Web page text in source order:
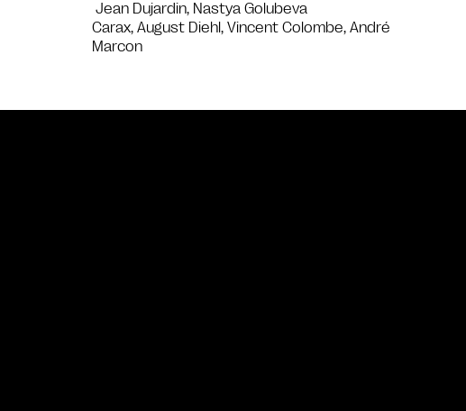
Jean Dujardin, Nastya Golubeva
Carax, August Diehl, Vincent Colombe, André
Marcon